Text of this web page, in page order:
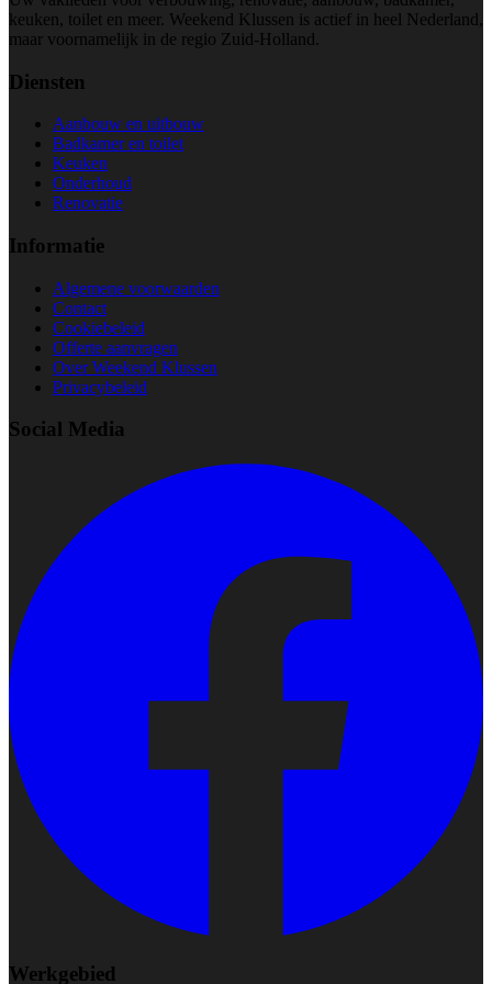
keuken, toilet en meer. Weekend Klussen is actief in heel Nederland,
maar voornamelijk in de regio Zuid-Holland.
Diensten
Aanbouw en uitbouw
Badkamer en toilet
Keuken
Onderhoud
Renovatie
Informatie
Algemene voorwaarden
Contact
Cookiebeleid
Offerte aanvragen
Over Weekend Klussen
Privacybeleid
Social Media
Werkgebied